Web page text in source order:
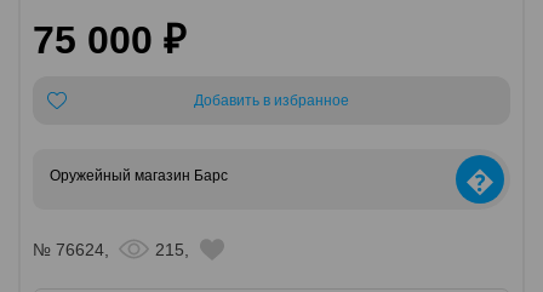
75 000 ₽
Добавить в избранное
Оружейный магазин Барс �
№ 76624, 215,